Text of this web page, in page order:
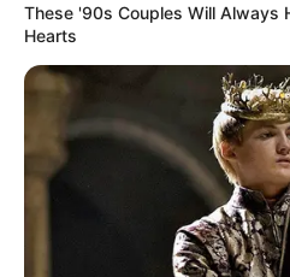
These '90s Couples Will Always
Hearts